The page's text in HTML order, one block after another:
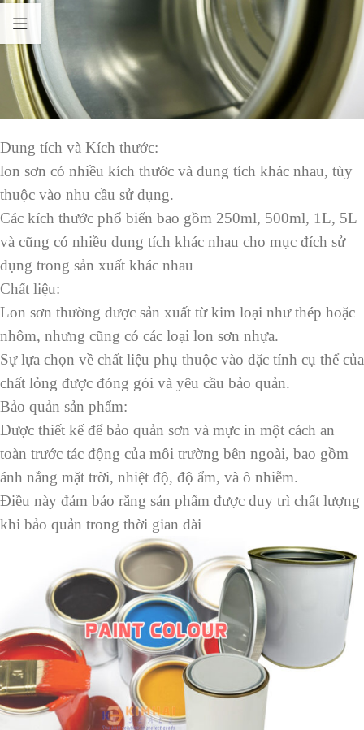
Dung tích và Kích thước:
lon sơn có nhiều kích thước và dung tích khác nhau, tùy
thuộc vào nhu cầu sử dụng.
Các kích thước phổ biến bao gồm 250ml, 500ml, 1L, 5L
và cũng có nhiều dung tích khác nhau cho mục đích sử
dụng trong sản xuất khác nhau
Chất liệu:
Lon sơn thường được sản xuất từ kim loại như thép hoặc
nhôm, nhưng cũng có các loại lon sơn nhựa.
Sự lựa chọn về chất liệu phụ thuộc vào đặc tính cụ thể của
chất lỏng được đóng gói và yêu cầu bảo quản.
Bảo quản sản phẩm:
Được thiết kế để bảo quản sơn và mực in một cách an
toàn trước tác động của môi trường bên ngoài, bao gồm
ánh nắng mặt trời, nhiệt độ, độ ẩm, và ô nhiễm.
Điều này đảm bảo rằng sản phẩm được duy trì chất lượng
khi bảo quản trong thời gian dài